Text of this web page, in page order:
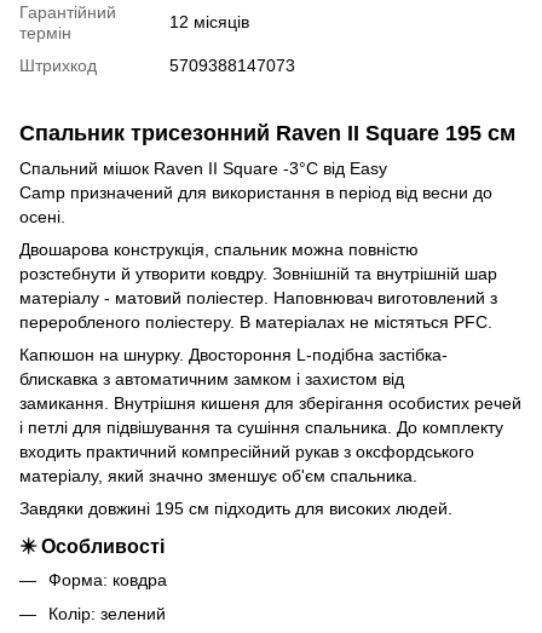
Гарантійний
термін
12 місяців
Штрихкод 5709388147073
Спальник трисезонний Raven II Square 195 см
Спальний мішок Raven II Square -3°C від Easy
Camp призначений для використання в період від весни до
осені.
Двошарова конструкція, спальник можна повністю
розстебнути й утворити ковдру. Зовнішній та внутрішній шар
матеріалу - матовий поліестер. Наповнювач виготовлений з
переробленого поліестеру. В матеріалах не містяться PFC.
Капюшон на шнурку. Двостороння L-подібна застібка-
блискавка з автоматичним замком і захистом від
замикання. Внутрішня кишеня для зберігання особистих речей
і петлі для підвішування та сушіння спальника. До комплекту
входить практичний компресійний рукав з оксфордського
матеріалу, який значно зменшує об'єм спальника.
Завдяки довжині 195 см підходить для високих людей.
✴️ Особливості
Форма: ковдра
Колір: зелений